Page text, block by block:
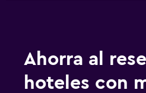
Ahorra al
hoteles con